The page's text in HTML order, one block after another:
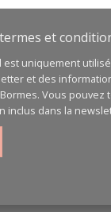
termes et
est uniquement
et des
Vous pouvez
inclus dans la